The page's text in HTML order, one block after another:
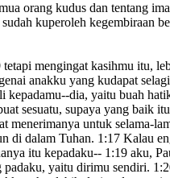
orang kudus dan tentang
kuperoleh kegembiraan
tetapi mengingat kasihmu itu,
anakku yang kudapat
kepadamu--dia, yaitu buah
sesuatu, supaya yang baik
menerimanya untuk selama-
di dalam Tuhan. 1:17 Kalau
itu kepadaku-- 1:19 aku,
padaku, yaitu dirimu sendiri.